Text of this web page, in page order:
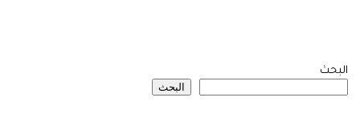
البحث
البحث